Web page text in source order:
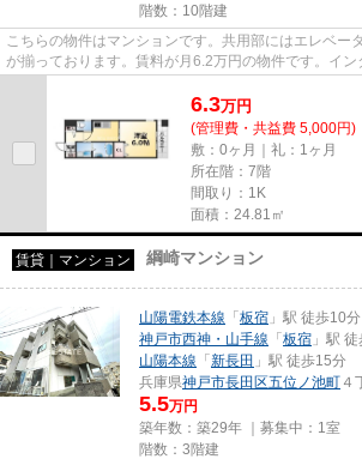
階数：10階建
こちらの物件はマンションです。共用部にはエレベー
が揃っております。賃料が月6.2万円の物件です。イ
6.3万円
(管理費・共益費 5,000円)
敷：0ヶ月｜礼：1ヶ月
所在階：7階
間取り：1K
面積：24.81㎡
賃貸｜マンション 綱崎マンション
山陽電鉄本線 「 板宿 」駅 徒歩10分
神戸市西神・山手線 「 板宿 」駅
山陽本線 「 新長田 」駅 徒歩15分
兵庫県神戸市長田区五位ノ池町 ４
5.5万円
築年数：築29年 ｜募集中： 1室
階数：3階建